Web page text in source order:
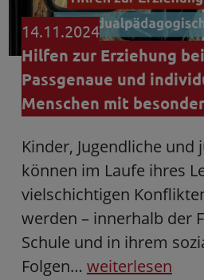
14.11.2024
Hilfen zur Erziehung
Passgenaue und
Menschen mit
Kinder, Jugendliche und
können im Laufe ihres
vielschichtigen
werden – innerhalb der
Schule und in ihrem
Folgen… weiterlesen